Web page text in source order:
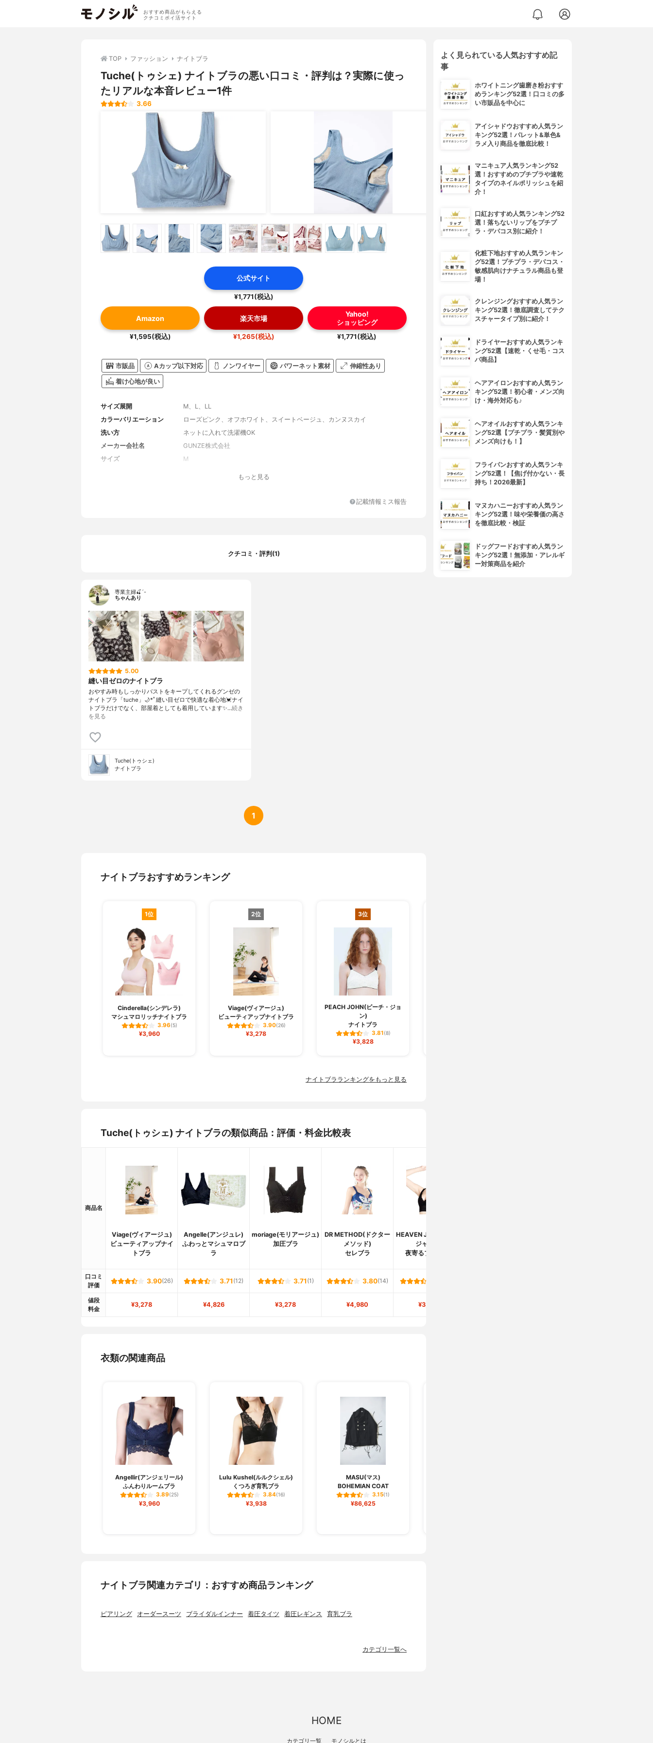
おすすめ商品がもらえる
クチコミポイ活サイト
TOP ファッション ナイトブラ
Tuche(トゥシェ) ナイトブラの悪い口コミ・評判は？実際に使っ
たリアルな本音レビュー1件
3.66
公式サイト
¥1,771(税込)
Amazon
¥1,595(税込)
楽天市場
¥1,265(税込)
Yahoo!
ショッピング
¥1,771(税込)
市販品 Aカップ以下対応 ノンワイヤー パワーネット素材 伸縮性あり
着け心地が良い
サイズ展開
M、L、LL
カラーバリエーション
ローズピンク、オフホワイト、スイートベージュ、カンヌスカイ
洗い方
ネットに入れて洗濯機OK
メーカー会社名
GUNZE株式会社
サイズ
M
生産国
もっと見る
記載情報ミス報告
クチコミ・評判(1)
専業主婦🍒´-
ちゃんあり
5.00
縫い目ゼロのナイトブラ
おやすみ時もしっかりバストをキープしてくれるグンゼの
ナイトブラ「tuche」🌙*ﾟ縫い目ゼロで快適な着心地💓ナイ
トブラだけでなく、部屋着としても着用しています✨…続き
を見る
Tuche(トゥシェ)
ナイトブラ
1
ナイトブラおすすめランキング
1位
Cinderella(シンデレラ)
マシュマロリッチナイトブラ
3.96(5)
¥3,960
2位
Viage(ヴィアージュ)
ビューティアップナイトブラ
3.90(26)
¥3,278
3位
PEACH JOHN(ピーチ・ジョ
ン)
ナイトブラ
3.81(8)
¥3,828
ナイトブラランキングをもっと見る
Tuche(トゥシェ) ナイトブラの類似商品：評価・料金比較表
商品名
Viage(ヴィアージュ)
ビューティアップナイ
トブラ
Angelle(アンジュレ)
ふわっとマシュマロブ
ラ
moriage(モリアージュ)
加圧ブラ
DR METHOD(ドクター
メソッド)
セレブラ
HEAVEN Japan(ヘブン
ジャパン)
夜寄るブラ+plus
口コミ
評価
3.90(26) 3.71 (12) 3.71 (1) 3.80(14)
値段
料金
¥3,278 ¥4,826 ¥3,278 ¥4,980 ¥3,080
衣類の関連商品
Angellir(アンジェリール)
ふんわりルームブラ
3.89(25)
¥3,960
Lulu Kushel(ルルクシェル)
くつろぎ育乳ブラ
3.84(16)
¥3,938
MASU(マス)
BOHEMIAN COAT
3.15(1)
¥86,625
ナイトブラ関連カテゴリ：おすすめ商品ランキング
ピアリング オーダースーツ ブライダルインナー 着圧タイツ 着圧レギンス 育乳ブラ
カテゴリ一覧へ
よく見られている人気おすすめ記
事
ホワイトニング歯磨き粉おすす
めランキング52選！口コミの多
い市販品を中心に
アイシャドウおすすめ人気ラン
キング52選！パレット&単色&
ラメ入り商品を徹底比較！
マニキュア人気ランキング52
選！おすすめのプチプラや速乾
タイプのネイルポリッシュを紹
介！
口紅おすすめ人気ランキング52
選！落ちないリップをプチプ
ラ・デパコス別に紹介！
化粧下地おすすめ人気ランキン
グ52選！プチプラ・デパコス・
敏感肌向けナチュラル商品も登
場！
クレンジングおすすめ人気ラン
キング52選！徹底調査してテク
スチャータイプ別に紹介！
ドライヤーおすすめ人気ランキ
ング52選【速乾・くせ毛・コス
パ商品】
ヘアアイロンおすすめ人気ラン
キング52選！初心者・メンズ向
け・海外対応も♪
ヘアオイルおすすめ人気ランキ
ング52選【プチプラ・髪質別や
メンズ向けも！】
フライパンおすすめ人気ランキ
ング52選！【焦げ付かない・長
持ち！2026最新】
マヌカハニーおすすめ人気ラン
キング52選！味や栄養価の高さ
を徹底比較・検証
ドッグフードおすすめ人気ラン
キング52選！無添加・アレルギ
ー対策商品を紹介
HOME
カテゴリ一覧 モノシルとは